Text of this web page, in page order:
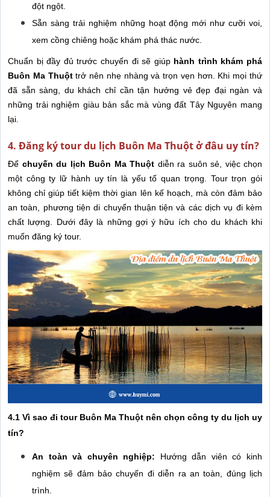
đột ngột.
Sẵn sàng trải nghiệm những hoạt động mới như cưỡi voi,
xem cồng chiêng hoặc khám phá thác nước.
Chuẩn bị đầy đủ trước chuyến đi sẽ giúp hành trình khám phá
Buôn Ma Thuộttrở nên nhẹ nhàng và trọn vẹn hơn. Khi mọi thứ
đã sẵn sàng, du khách chỉ cần tận hưởng vẻ đẹp đại ngàn và
những trải nghiệm giàu bản sắc mà vùng đất Tây Nguyên mang
lại.
4. Đăng ký tour du lịch Buôn Ma Thuột ở đâu uy tín?
Để chuyến du lịch Buôn Ma Thuột diễn ra suôn sẻ, việc chọn
một công ty lữ hành uy tín là yếu tố quan trọng. Tour trọn gói
không chỉ giúp tiết kiệm thời gian lên kế hoạch, mà còn đảm bảo
an toàn, phương tiện di chuyển thuận tiện và các dịch vụ đi kèm
chất lượng. Dưới đây là những gợi ý hữu ích cho du khách khi
muốn đăng ký tour.
4.1 Vì sao đi tour Buôn Ma Thuột nên chọn công ty du lịch uy
tín?
An toàn và chuyên nghiệp: Hướng dẫn viên có kinh
nghiệm sẽ đảm bảo chuyến đi diễn ra an toàn, đúng lịch
trình.